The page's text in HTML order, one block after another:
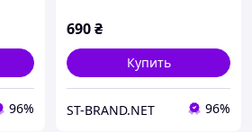
96%
690₴
Купить
ST-BRAND.NET 96%